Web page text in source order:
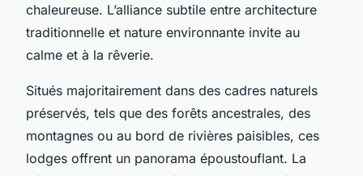
chaleureuse. L’alliance subtile entre architecture
traditionnelle et nature environnante invite au
calme et à la rêverie.
Situés majoritairement dans des cadres naturels
préservés, tels que des forêts ancestrales, des
montagnes ou au bord de rivières paisibles, ces
lodges offrent un panorama époustouflant. La